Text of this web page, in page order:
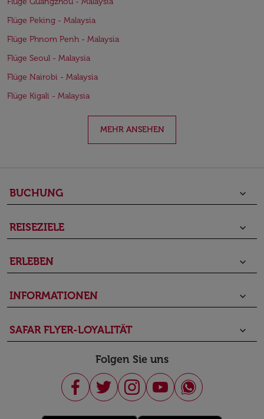
Flüge Peking - Malaysia
Flüge Phnom Penh - Malaysia
Flüge Seoul - Malaysia
Flüge Nairobi - Malaysia
Flüge Kigali - Malaysia
MEHR ANSEHEN
BUCHUNG keyboard_arrow_down
REISEZIELE keyboard_arrow_down
ERLEBEN keyboard_arrow_down
INFORMATIONEN keyboard_arrow_down
SAFAR FLYER-LOYALITÄT keyboard_arrow_down
Folgen Sie uns